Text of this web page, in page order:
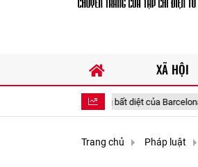
tượng bất diệt của Barcelona Dùng
XÃ HỘI
Trang chủ Pháp luật